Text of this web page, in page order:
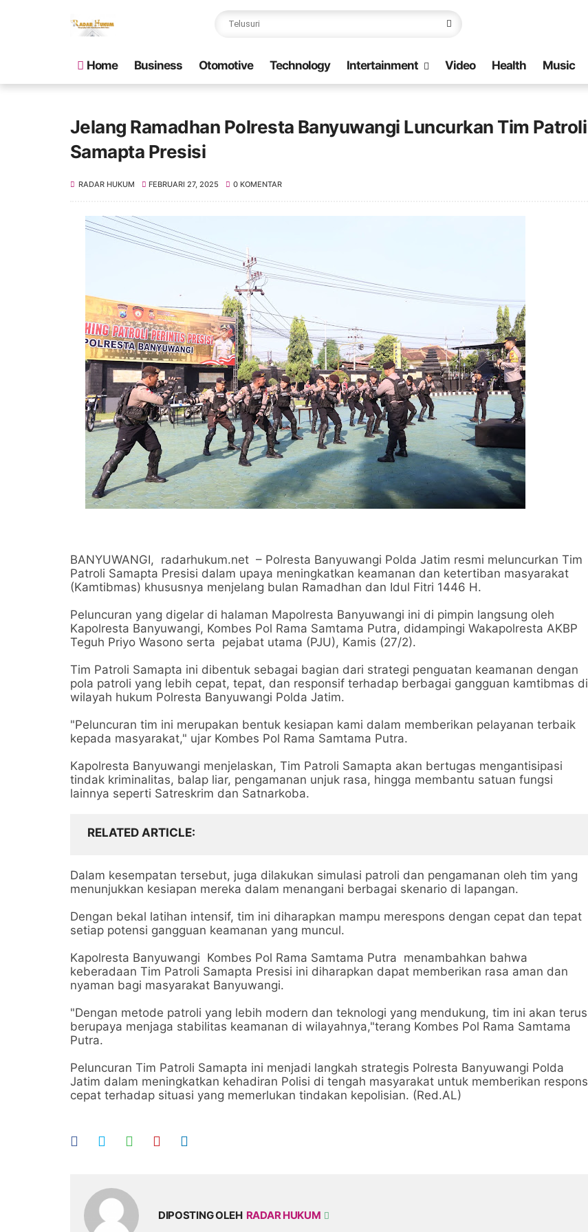
Home Business Otomotive Technology Intertainment Video Health Music
Jelang Ramadhan Polresta Banyuwangi Luncurkan Tim Patroli
Samapta Presisi
RADAR HUKUM FEBRUARI 27, 2025 0 KOMENTAR
BANYUWANGI, radarhukum.net – Polresta Banyuwangi Polda Jatim resmi meluncurkan Tim
Patroli Samapta Presisi dalam upaya meningkatkan keamanan dan ketertiban masyarakat
(Kamtibmas) khususnya menjelang bulan Ramadhan dan Idul Fitri 1446 H.
Peluncuran yang digelar di halaman Mapolresta Banyuwangi ini di pimpin langsung oleh
Kapolresta Banyuwangi, Kombes Pol Rama Samtama Putra, didampingi Wakapolresta AKBP
Teguh Priyo Wasono serta pejabat utama (PJU), Kamis (27/2).
Tim Patroli Samapta ini dibentuk sebagai bagian dari strategi penguatan keamanan dengan
pola patroli yang lebih cepat, tepat, dan responsif terhadap berbagai gangguan kamtibmas di
wilayah hukum Polresta Banyuwangi Polda Jatim.
"Peluncuran tim ini merupakan bentuk kesiapan kami dalam memberikan pelayanan terbaik
kepada masyarakat," ujar Kombes Pol Rama Samtama Putra.
Kapolresta Banyuwangi menjelaskan, Tim Patroli Samapta akan bertugas mengantisipasi
tindak kriminalitas, balap liar, pengamanan unjuk rasa, hingga membantu satuan fungsi
lainnya seperti Satreskrim dan Satnarkoba.
RELATED ARTICLE
Dalam kesempatan tersebut, juga dilakukan simulasi patroli dan pengamanan oleh tim yang
menunjukkan kesiapan mereka dalam menangani berbagai skenario di lapangan.
Dengan bekal latihan intensif, tim ini diharapkan mampu merespons dengan cepat dan tepat
setiap potensi gangguan keamanan yang muncul.
Kapolresta Banyuwangi Kombes Pol Rama Samtama Putra menambahkan bahwa
keberadaan Tim Patroli Samapta Presisi ini diharapkan dapat memberikan rasa aman dan
nyaman bagi masyarakat Banyuwangi.
"Dengan metode patroli yang lebih modern dan teknologi yang mendukung, tim ini akan terus
berupaya menjaga stabilitas keamanan di wilayahnya,"terang Kombes Pol Rama Samtama
Putra.
Peluncuran Tim Patroli Samapta ini menjadi langkah strategis Polresta Banyuwangi Polda
Jatim dalam meningkatkan kehadiran Polisi di tengah masyarakat untuk memberikan respons
cepat terhadap situasi yang memerlukan tindakan kepolisian. (Red.AL)
DIPOSTING OLEH RADAR HUKUM